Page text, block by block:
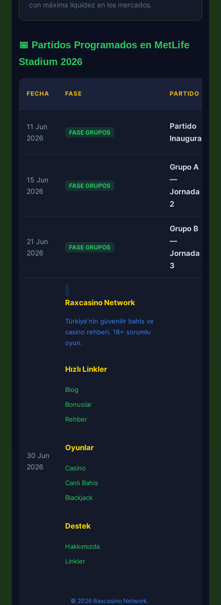
con máxima liquidez en los mercados.
📅 Partidos Programados en MetLife
Stadium 2026
FECHA FASE PARTIDO
11 Jun
2026
FASE GRUPOS
Partido
Inaugural
15 Jun
2026
FASE GRUPOS
Grupo A
—
Jornada
2
21 Jun
2026
FASE GRUPOS
Grupo B
—
Jornada
3
30 Jun
2026
Raxcasino Network
Türkiye'nin güvenilir bahis ve
casino rehberi. 18+ sorumlu
oyun.
Hızlı Linkler
Blog
Bonuslar
Rehber
Oyunlar
Casino
Canlı Bahis
Blackjack
Destek
Hakkımızda
Linkler
© 2026 Raxcasino Network.